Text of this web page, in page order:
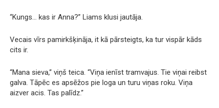
“Kungs… kas ir Anna?” Liams klusi jautāja.
Vecais vīrs pamirkšķināja, it kā pārsteigts, ka tur vispār kāds
cits ir.
“Mana sieva,” viņš teica. “Viņa ienīst tramvajus. Tie viņai reibst
galva. Tāpēc es apsēžos pie loga un turu viņas roku. Viņa
aizver acis. Tas palīdz.”